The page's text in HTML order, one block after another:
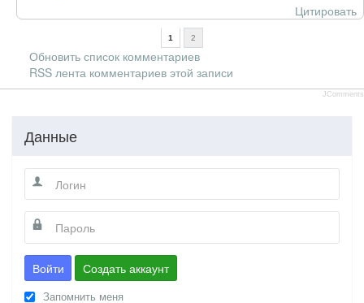
Цитировать
1 2
Обновить список комментариев
RSS лента комментариев этой записи
JComments
Данные
Войти Создать аккаунт
Запомнить меня